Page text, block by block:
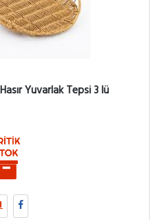
Yuvarlak Tepsi 3 lü